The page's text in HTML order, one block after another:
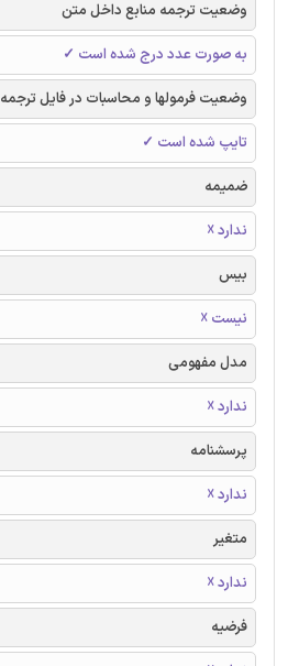
وضعیت ترجمه منابع داخل متن
به صورت عدد درج شده است ✓
وضعیت فرمولها و محاسبات در فایل ترجمه
تایپ شده است ✓
ضمیمه
ندارد ☓
بیس
نیست ☓
مدل مفهومی
ندارد ☓
پرسشنامه
ندارد ☓
متغیر
ندارد ☓
فرضیه